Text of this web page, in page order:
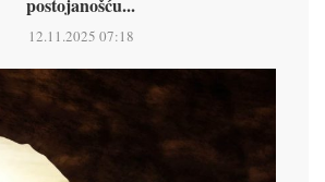
postojanošću...
12.11.2025 07:18